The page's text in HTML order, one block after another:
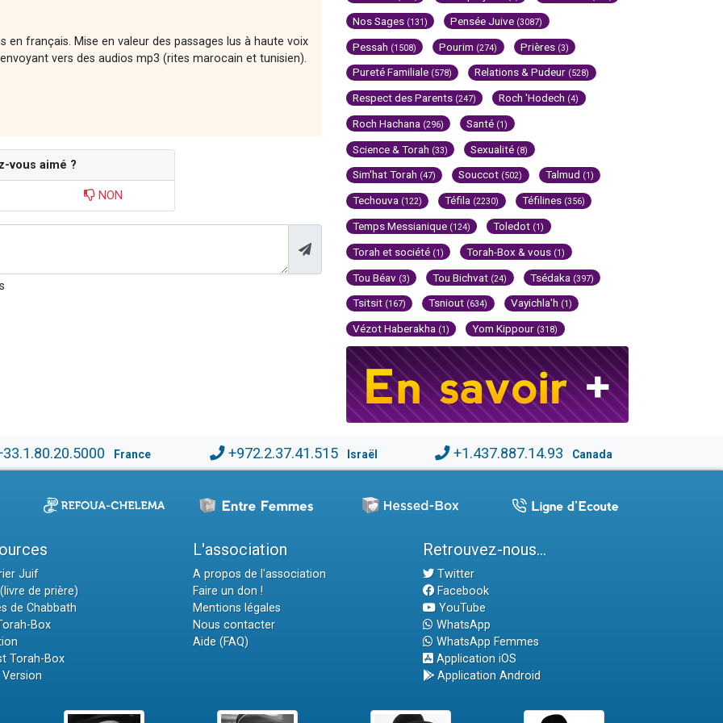
en français. Mise en valeur des passages lus à haute voix
vers des audios mp3 (rites marocain et tunisien).
vous aimé ?
NON
Nos Sages (131) Pensée Juive (3087)
Pessah (1508) Pourim (274) Prières (3)
Pureté Familiale (578) Relations & Pudeur (528)
Respect des Parents (247) Roch 'Hodech (4)
Roch Hachana (296) Santé (1)
Science & Torah (33) Sexualité (8)
Sim'hat Torah (47) Souccot (502) Talmud (1)
Techouva (122) Téfila (2230) Téfilines (356)
Temps Messianique (124) Toledot (1)
Torah et société (1) Torah-Box & vous (1)
Tou Béav (3) Tou Bichvat (24) Tsédaka (397)
Tsitsit (167) Tsniout (634) Vayichla'h (1)
Vézot Haberakha (1) Yom Kippour (318)
France +972.2.37.41.515 Israël +1.437.887.14.93 Canada
Juif
de prière)
de Chabbath
Box
Torah-Box
Version
L'association
A propos de l'association
Faire un don !
Mentions légales
Nous contacter
Aide (FAQ)
Retrouvez-nous...
Twitter
Facebook
YouTube
WhatsApp
WhatsApp Femmes
Application iOS
Application Android